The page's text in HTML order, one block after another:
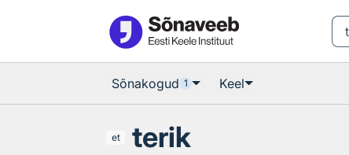
Sõnakogud 1 Keel
et terik